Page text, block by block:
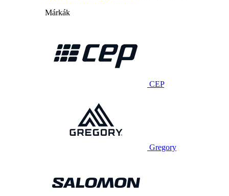
Márkák
CEP
Gregory